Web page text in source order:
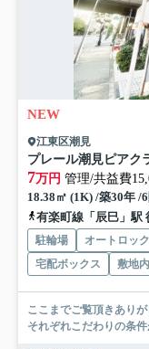
NEW
江東区潮見
プレール潮見ピアク
7万円 管理/共益費
18.38㎡ (1K) /築30年 /
有楽町線「辰巳」駅
駐輪場 オートロック
宅配ボックス
敷地
ここまでご覧頂きありがとうございます
それぞれこだわりの条